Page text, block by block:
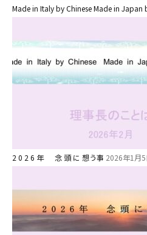
Made in Italy by Chinese Made in Japan
2 0 2 6 年 念 頭 に 想う事 2026年1月5
美⽊多チコスについて
美⽊多チコスブログ
未就園児クラス
0歳親子登園［マカロンクラ
1歳・2歳親子登園［マリポ
ス ]
2歳児ひとり登園［ゆず組 ]
グループ施設・